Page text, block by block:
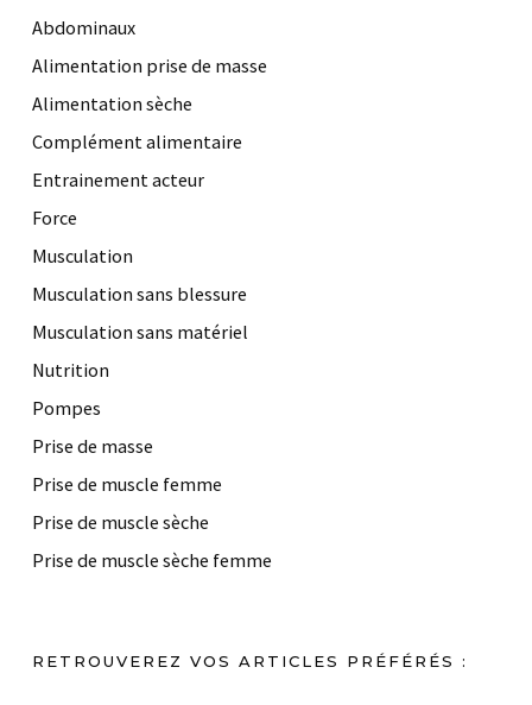
Abdominaux
Alimentation prise de masse
Alimentation sèche
Complément alimentaire
Entrainement acteur
Force
Musculation
Musculation sans blessure
Musculation sans matériel
Nutrition
Pompes
Prise de masse
Prise de muscle femme
Prise de muscle sèche
Prise de muscle sèche femme
RETROUVEREZ VOS ARTICLES PRÉFÉRÉS :